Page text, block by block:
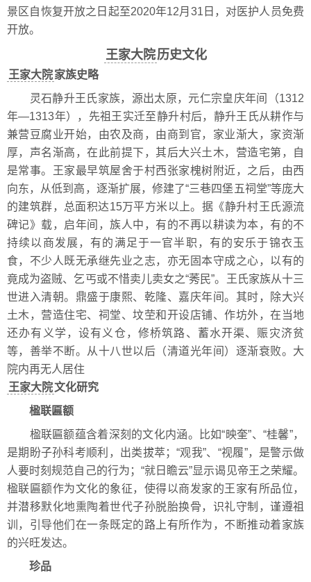
景区自恢复开放之日起至2020年12月31日，对医护人员免费
开放。
王家大院历史文化
王家大院家族史略
灵石静升王氏家族，源出太原，元仁宗皇庆年间（1312
年—1313年），先祖王实迁至静升村后，静升王氏从耕作与
兼营豆腐业开始，由农及商，由商到官，家业渐大，家资渐
厚，声名渐高，在此前提下，其后大兴土木，营造宅第，自
是常事。王家最早筑屋舍于村西张家槐树附近，之后，由西
向东，从低到高，逐渐扩展，修建了“三巷四堡五祠堂”等庞大
的建筑群，总面积达15万平方米以上。据《静升村王氏源流
碑记》载，启年间，族人中，有的不再以耕读为本，有的不
持续以商发展，有的满足于一官半职，有的安乐于锦衣玉
食，不少人既无承继先业之志，亦无固本守成之心，以有的
竟成为盗贼、乞丐或不惜卖儿卖女之“莠民”。王氏家族从十三
世进入清朝。鼎盛于康熙、乾隆、嘉庆年间。其时，除大兴
土木，营造住宅、祠堂、坟茔和开设店铺、作坊外，在当地
还办有义学，设有义仓，修桥筑路、蓄水开渠、赈灾济贫
等，善举不断。从十八世以后（清道光年间）逐渐衰败。大
院内再无人居住
王家大院文化研究
楹联匾额
楹联匾额蕴含着深刻的文化内涵。比如“映奎”、“桂馨”，
是期盼子孙科考顺利，出类拔萃；“观我”、“视履”，是警示做
人要时刻规范自己的行为；“就日瞻云”显示谒见帝王之荣耀。
楹联匾额作为文化的象征，使得以商发家的王家有所品位，
并潜移默化地熏陶着世代子孙脱胎换骨，识礼守制，谨遵祖
训，引导他们在一条既定的路上有所作为，不断推动着家族
的兴旺发达。
珍品